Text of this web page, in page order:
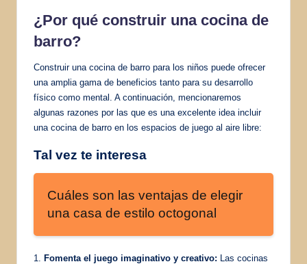
¿Por qué construir una cocina de
barro?
Construir una cocina de barro para los niños puede ofrecer
una amplia gama de beneficios tanto para su desarrollo
físico como mental. A continuación, mencionaremos
algunas razones por las que es una excelente idea incluir
una cocina de barro en los espacios de juego al aire libre:
Tal vez te interesa
Cuáles son las ventajas de elegir
una casa de estilo octogonal
1. Fomenta el juego imaginativo y creativo: Las cocinas